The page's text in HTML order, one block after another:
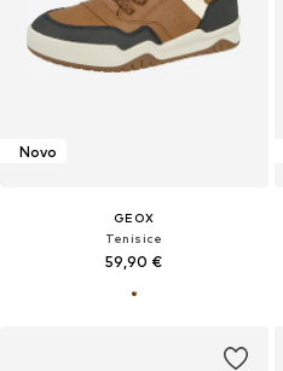
Novo
GEOX
Tenisice
59,90 €